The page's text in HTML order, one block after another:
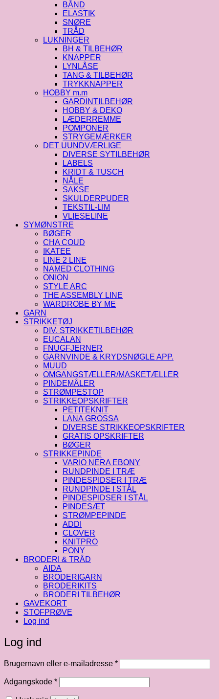
BÅND
ELASTIK
SNØRE
TRÅD
LUKNINGER
BH & TILBEHØR
KNAPPER
LYNLÅSE
TANG & TILBEHØR
TRYKKNAPPER
HOBBY m.m
GARDINTILBEHØR
HOBBY & DEKO
LÆDERREMME
POMPONER
STRYGEMÆRKER
DET UUNDVÆRLIGE
DIVERSE SYTILBEHØR
LABELS
KRIDT & TUSCH
NÅLE
SAKSE
SKULDERPUDER
TEKSTIL-LIM
VLIESELINE
SYMØNSTRE
BØGER
CHA COUD
IKATEE
LINE 2 LINE
NAMED CLOTHING
ONION
STYLE ARC
THE ASSEMBLY LINE
WARDROBE BY ME
GARN
STRIKKETØJ
DIV. STRIKKETILBEHØR
EUCALAN
FNUGFJERNER
GARNVINDE & KRYDSNØGLE APP.
MUUD
OMGANGSTÆLLER/MASKETÆLLER
PINDEMÅLER
STRØMPESTOP
STRIKKEOPSKRIFTER
PETITEKNIT
LANA GROSSA
DIVERSE STRIKKEOPSKRIFTER
GRATIS OPSKRIFTER
BØGER
STRIKKEPINDE
VARIO NERA EBONY
RUNDPINDE I TRÆ
PINDESPIDSER I TRÆ
RUNDPINDE I STÅL
PINDESPIDSER I STÅL
PINDESÆT
STRØMPEPINDE
ADDI
CLOVER
KNITPRO
PONY
BRODERI & TRÅD
AIDA
BRODERIGARN
BRODERIKITS
BRODERI TILBEHØR
GAVEKORT
STOFPRØVE
Log ind
Log ind
Brugernavn eller e-mailadresse *Påkrævet
Adgangskode *Påkrævet